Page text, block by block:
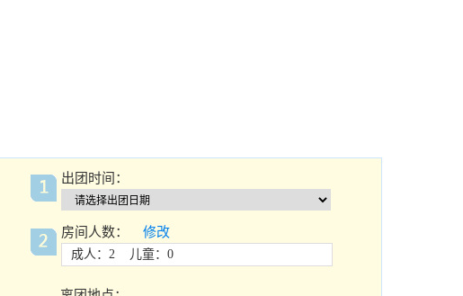
出团时间：
房间人数： 修改
成人：2 儿童：0